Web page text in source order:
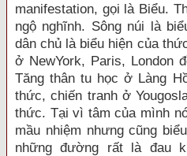
manifestation, gọi là Biểu.
ngộ nghĩnh. Sông núi là
dân chủ là biểu hiện của
ở NewYork, Paris, London
Tăng thân tu học ở Làng
thức, chiến tranh ở
thức. Tại vì tâm của mình
mầu nhiệm nhưng cũng
những đường rất là đau